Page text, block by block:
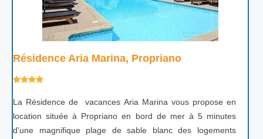
Résidence Aria Marina, Propriano
La Résidence de vacances Aria Marina vous propose en
location située à Propriano en bord de mer à 5 minutes
d'une magnifique plage de sable blanc des logements